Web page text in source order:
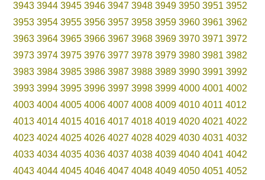
3943 3944 3945 3946 3947 3948 3949 3950 3951 3952
3953 3954 3955 3956 3957 3958 3959 3960 3961 3962
3963 3964 3965 3966 3967 3968 3969 3970 3971 3972
3973 3974 3975 3976 3977 3978 3979 3980 3981 3982
3983 3984 3985 3986 3987 3988 3989 3990 3991 3992
3993 3994 3995 3996 3997 3998 3999 4000 4001 4002
4003 4004 4005 4006 4007 4008 4009 4010 4011 4012
4013 4014 4015 4016 4017 4018 4019 4020 4021 4022
4023 4024 4025 4026 4027 4028 4029 4030 4031 4032
4033 4034 4035 4036 4037 4038 4039 4040 4041 4042
4043 4044 4045 4046 4047 4048 4049 4050 4051 4052